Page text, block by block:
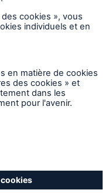
d’Assurance
est destiné
termes ou
Pour connaître les